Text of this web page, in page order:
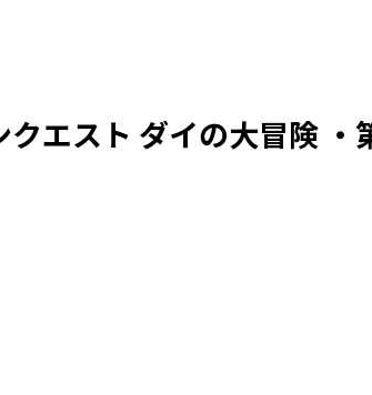
クエスト ダイの大冒険 ・